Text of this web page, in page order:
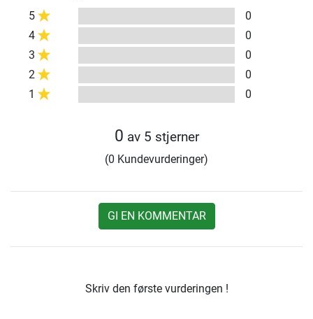
5
0
4
0
3
0
2
0
1
0
0 av 5 stjerner
(0 Kundevurderinger)
GI EN KOMMENTAR
Skriv den første vurderingen !